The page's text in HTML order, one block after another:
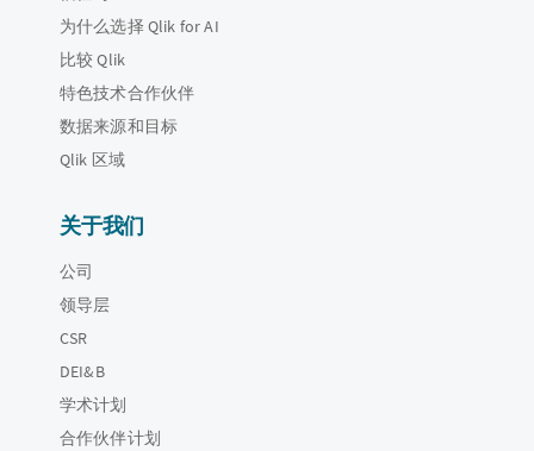
为什么选择 Qlik for AI
比较 Qlik
特色技术合作伙伴
数据来源和目标
Qlik 区域
关于我们
公司
领导层
CSR
DEI&B
学术计划
合作伙伴计划